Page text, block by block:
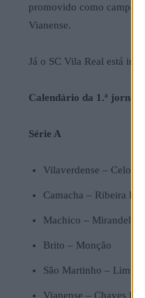
promovido como
Vianense.
Já o SC Vila Real está
Calendário da 1.ª jornada:
Série A
Vilaverdense –
Camacha – Ribeira
Machico – Mirandela
Brito – Monção
São Martinho –
Vianense – Chaves B